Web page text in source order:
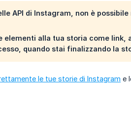
API di Instagram, non è
elementi alla tua storia come
quando stai finalizzando la
le tue storie di Instagram e